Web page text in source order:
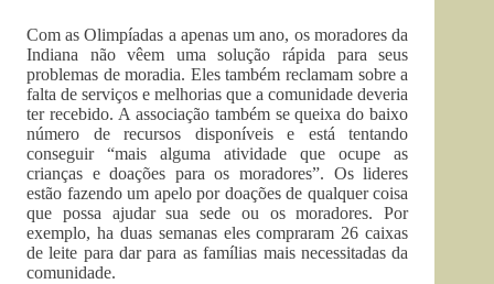
Com as Olimpíadas a apenas um ano, os moradores da
Indiana não vêem uma solução rápida para seus
problemas de moradia. Eles também reclamam sobre a
falta de serviços e melhorias que a comunidade deveria
ter recebido. A associação também se queixa do baixo
número de recursos disponíveis e está tentando
conseguir “mais alguma atividade que ocupe as
crianças e doações para os moradores”. Os lideres
estão fazendo um apelo por doações de qualquer coisa
que possa ajudar sua sede ou os moradores. Por
exemplo, ha duas semanas eles compraram 26 caixas
de leite para dar para as famílias mais necessitadas da
comunidade.